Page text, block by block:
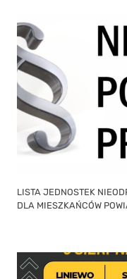
LISTA JEDNOSTEK
DLA MIESZKAŃCÓW